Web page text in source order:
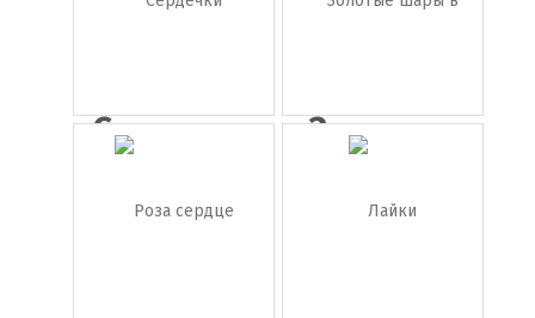
Сердечки
Золотые
шары в
фо...